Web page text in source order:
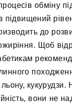
обміну
підвищений
до
Щоб
вони не